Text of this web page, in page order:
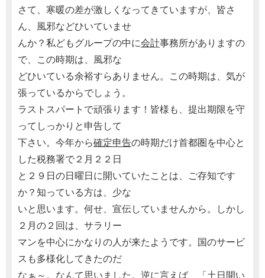
さて、寒暖の差が激しくなってきていますが、皆さ
ん、風邪などひいていませ
んか？私どもグループの中に会計事務所がありますの
で、この時期は、風邪な
どひいている余裕すらありません。この時期は、気が
張っているからでしょう。
ラストスパートで頑張ります！皆様も、提出期限を守
ってしっかりと申告して
下さい。今年から確定申告の時期だけ首都圏を中心と
した税務署で２月２２日
と２９日の日曜日に開いていたことは、ご存知です
か？知っている方は、少な
いと思います。何せ、宣伝していませんから。しかし
２月の２回は、サラリー
マンを中心にかなりの人が来たようです。国のサービ
スも多様化してきたのだ
なぁ～。なんて思いました。逆に言えば、「土日開い